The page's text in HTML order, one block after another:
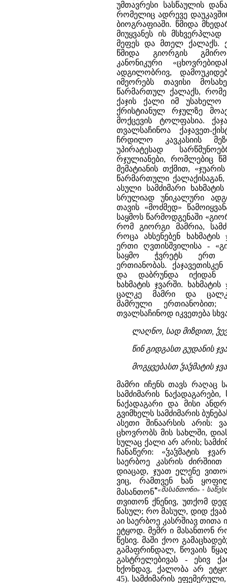
უმთავრესი სასწაულის
რომელიც ადრევე
ბიოგრაფიაში. წმიდა
მიუყვანეს ის
მეფეს და მთელ ქალაქს.
წმიდა გიორგის
კანონიკური
ადგილობრივ,
იმეორებს თავისი
წარმართულ ქალაქს,
ქაჯის ქალი იმ უსახელო
ქრისტიანულ რჯულზე
მოქცევის ტოლფასია.
თვალსაჩინოა ქაჯავეთ-
ჩრდილო კავკასიის
უპირატესად
რჯულიანები, რომლებიც
მემატიანის თქმით,
წარმართული ქალაქისაგან,
ასული სამძიმარი
სრულიად უნიკალური
თავის «მოძმედ»
საყმოს წარმოდგენაში
რომ გიორგი მამრია,
როცა ახსენებენ
ერთი ღვთისშვილისა -
საყმო ჭვრეტს ერთ
ერთიანობას.
და დაბრუნდა იქიდან
ხახმატის ჯვარში.
ცალკე მამრი და
მამრული ერთიანობით;
თვალსაჩინოდ იკვეთება
ლაღნო, სად მიზდით,
წინ გიდგასთ გუდანის
მოგყვებასთ ჴაჴმატის
მამრი იჩენს თავს რაღაც
სამძიმარის
ნაქადაგარი და მისი
გვიმხელს სამძიმარის
ასეთი შინაარსის არის:
ცხოვრობს მის სახლში,
სულაც ქალი არ არის;
ჩანაწერი: «ჴაჴმატის
საერბოე კასრის
დიაცად, ჯუათ ელენე
ვიც, რამთვენ ხან
მასანთონ*«მასანთონი» -
თვითონ ქნენივ, უთქომ
წასულ; რო მასულ, დიდ ქვაბ
აი საერბოე კასრშიავ თითა
ეტყოდ. მემრ ი მასანთონ
წესივ. მაში ქოო
გამაფრინდალ, წოვაის
გასტრელებივას - ესივ
ხქონდავ, ქალობა არ
45). სამძიმარის